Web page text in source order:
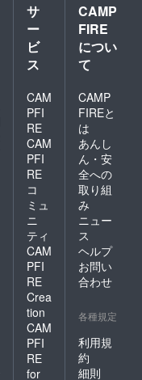
サ
ー
ビ
ス
CAM
PFI
RE
CAM
PFI
RE
コ
ミュ
ニ
ティ
CAM
PFI
RE
Crea
tion
CAM
PFI
RE
for
CAMP
FIRE
につい
て
CAMP
FIREと
は
あんし
ん・安
全への
取り組
み
ニュー
ス
ヘルプ
お問い
合わせ
各種規定
利用規
約
細則